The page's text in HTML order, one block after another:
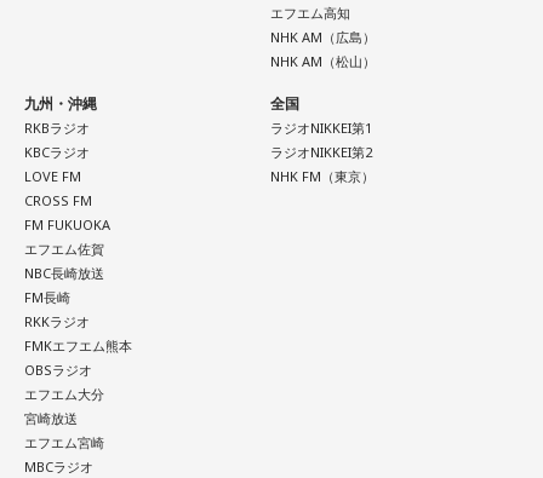
世界で見ても、日本だけでなく主力の選手がケガする国は
多々あって、それでも勝ち上がっていく力が必要なのがW杯
なんです。そういう意味では、確かに選手層は厚くなったけ
れども、さらに“個”の力を高めながら、選手層をもっと厚くし
なきゃいけない。ベスト16・ベスト8に進む国と比べたとき
に、そこまでの選手層だったのかというと、まだまだ厚くし
ていかないとダメなのではないか、ということなんだと思い
ます。
ただ、あれだけケガ人が出て、誰が出ても同じようなサッカ
ーができて、グループステージをああいう形で抜けられたと
いうのは今までなかったことですし、力がついているのは事
実ですね。
藤木：そんな日本代表を僕たちも応援したいと思います。
エフエム高知
NHK AM（広島）
NHK AM（松山）
九州・沖縄
RKBラジオ
KBCラジオ
LOVE FM
CROSS FM
FM FUKUOKA
エフエム佐賀
NBC長崎放送
FM長崎
RKKラジオ
FMKエフエム熊本
OBSラジオ
エフエム大分
宮崎放送
エフエム宮崎
MBCラジオ
全国
ラジオNIKKEI第1
ラジオNIKKEI第2
NHK FM（東京）